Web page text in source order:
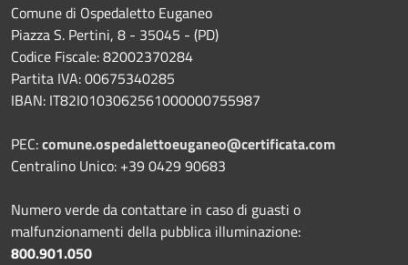
Comune di Ospedaletto Euganeo
Piazza S. Pertini, 8 - 35045 - (PD)
Codice Fiscale: 82002370284
Partita IVA: 00675340285
IBAN: IT82I0103062561000000755987
PEC:comune.ospedalettoeuganeo@certificata.com
Centralino Unico: +39 0429 90683
Numero verde da contattare in caso di guasti o
malfunzionamenti della pubblica illuminazione:
800.901.050